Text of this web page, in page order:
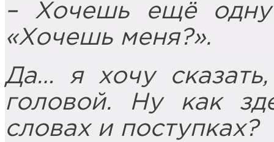
– Хочешь ещё
«Хочешь меня?».
Да… я хочу
головой. Ну как
словах и поступках?